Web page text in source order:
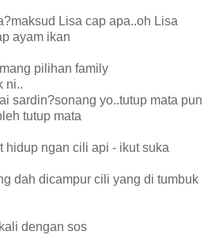
Lisa cap apa..oh Lisa
ayam ikan
pilihan family
ni..
sardin?sonang yo..tutup mata pun
tutup mata
hidup ngan cili api - ikut suka
dah dicampur cili yang di tumbuk
dengan sos